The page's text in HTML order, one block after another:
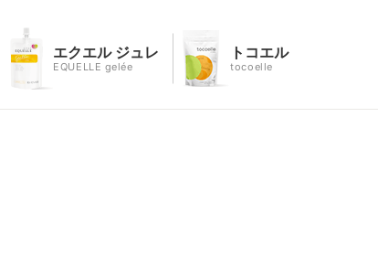
エクエル ジュレ
EQUELLE gelée
トコエル
tocoelle